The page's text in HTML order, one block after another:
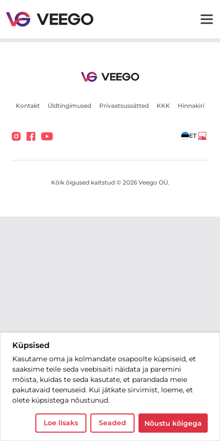
Küpsised
Kasutame oma ja kolmandate osapoolte küpsiseid, et
saaksime teile seda veebisaiti näidata ja paremini
mõista, kuidas te seda kasutate, et parandada meie
pakutavaid teenuseid. Kui jätkate sirvimist, loeme, et
olete küpsistega nõustunud.
Loe lisaks Seaded Nõustu kõigega
Kontakt Üldtingimused Privaatsussätted KKK Hinnakiri
ET
Kõik õigused kaitstud © 2026 Veego OÜ.